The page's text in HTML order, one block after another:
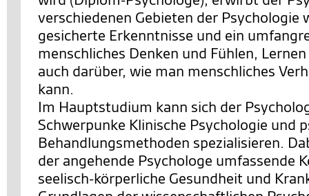
verschiedenen Gebieten der Psychologie
gesicherte Erkenntnisse und ein
menschliches Denken und Fühlen,
auch darüber, wie man menschliches
kann.
Im Hauptstudium kann sich der
Schwerpunke Klinische Psychologie und
Behandlungsmethoden spezialisieren.
der angehende Psychologe umfassende
seelisch-körperliche Gesundheit und